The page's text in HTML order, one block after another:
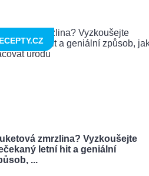
zmrzlina? Vyzkoušejte
letní hit a geniální
...